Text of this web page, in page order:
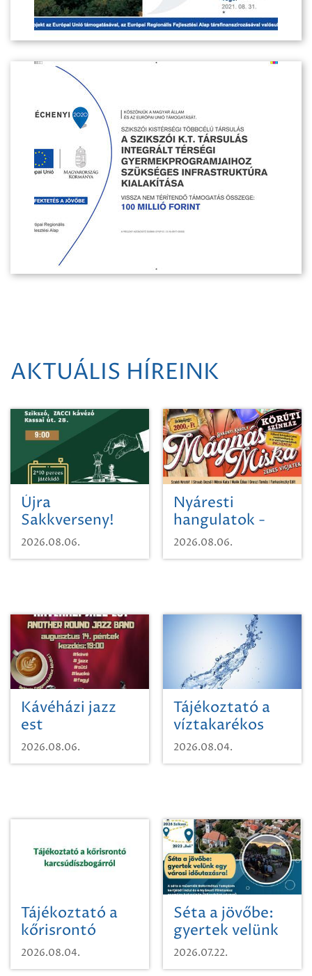
AKTUÁLIS HÍREINK
Újra
Sakkverseny!
2026.08.06.
Nyáresti
hangulatok -
Mágnás Miska
2026.08.06.
Kávéházi jazz
est
2026.08.06.
Tájékoztató a
víztakarékos
vízhasználatról
2026.08.04.
Tájékoztató a
kőrisrontó
karcsúdíszbogárról
2026.08.04.
Séta a jövőbe:
gyertek velünk
egy városi
időutazásra!
2026.07.22.